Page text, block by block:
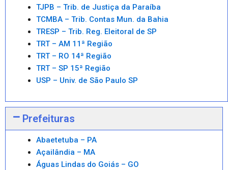
TJPB – Trib. de Justiça da Paraíba
TCMBA – Trib. Contas Mun. da Bahia
TRESP – Trib. Reg. Eleitoral de SP
TRT – AM 11ª Região
TRT – RO 14ª Região
TRT – SP 15ª Região
USP – Univ. de São Paulo SP
Prefeituras
Abaetetuba – PA
Açailândia – MA
Águas Lindas do Goiás – GO